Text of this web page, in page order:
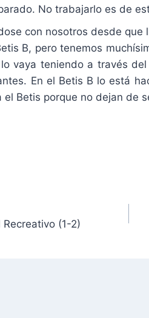
No trabajarlo es de
con nosotros desde
B, pero tenemos
vaya teniendo a través
En el Betis B lo está
Betis porque no dejan de
(1-2)